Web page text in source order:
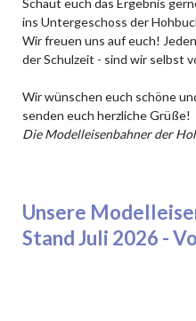
Schaut euch das Ergebnis
ins Untergeschoss der
Wir freuen uns auf euch!
der Schulzeit - sind wir selbst
Wir wünschen euch schöne
senden euch herzliche Grüße!
Die Modelleisenbahner der
Unsere
Stand Juli 2026 -